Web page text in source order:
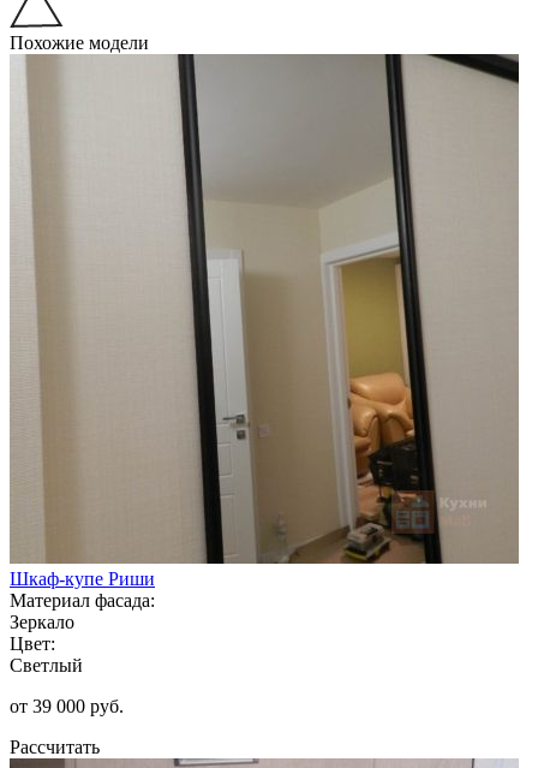
Похожие модели
Шкаф-купе Риши
Материал фасада:
Зеркало
Цвет:
Светлый
от 39 000 руб.
Рассчитать